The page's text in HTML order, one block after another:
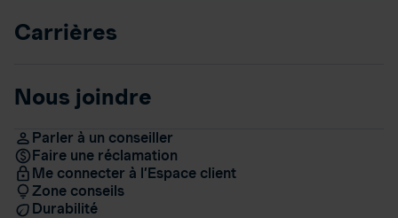
Carrières
Nous joindre
Parler à un conseiller
Faire une réclamation
Me connecter à l’Espace client
Zone conseils
Durabilité